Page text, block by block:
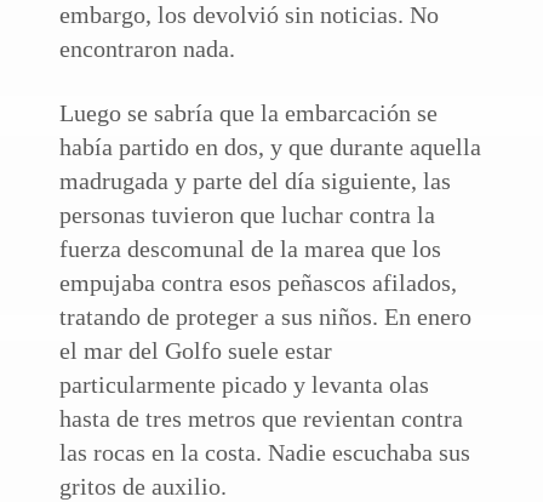
embargo, los devolvió sin noticias. No
encontraron nada.
Luego se sabría que la embarcación se
había partido en dos, y que durante aquella
madrugada y parte del día siguiente, las
personas tuvieron que luchar contra la
fuerza descomunal de la marea que los
empujaba contra esos peñascos afilados,
tratando de proteger a sus niños. En enero
el mar del Golfo suele estar
particularmente picado y levanta olas
hasta de tres metros que revientan contra
las rocas en la costa. Nadie escuchaba sus
gritos de auxilio.